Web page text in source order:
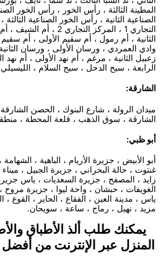
المطينة الثالثة ، رأس الخور ، رأس الخور
الصناعية الثانية ، رأس الخور الصناعية
التجاري 1 ، المركز
الثانية ، أم رمول ، أم سقيم الأولى ، أم سقيم
وادي العمردي ، ورسان الأولى ، ورسان الثانية
زعبيل الثانية ، مرغم ، أم نهد الأولى ، أم نهد
الرابعة ، سيح الدحل ، سيح السلام ، الليسيلي
الشارقة:
ميدان الرولة ، شارع البنوك ، الحصن
الشارقة ، سوق الذهب ، قلعة المحطة ، منطقة
أبو ظبي:
أبو الأبيض ، جزيرة الأريام ، الباهية ،
غنتوت ، حالة البحراني ، جزيرة الجبيل ،
زايد ، المصفح ، جزيرة السعديات ، ياس
الغويفات ، حبشان ، واحة ليوا ، جزيرة
ياس ، مدينة العين ، الفقاع ، الحاير ، القوع
مزيد ، نهيل ، رماح ، ساعة ، سويحان.
يمكنك طلب ألذ الأطباق
المنزل عبر الإنترنت من